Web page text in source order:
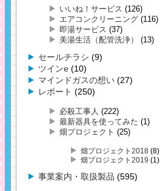
いいね！サービス (126)
エアコンクリーニング (116)
即湯サービス (37)
美湯生活（配管洗浄）
(13)
セールチラシ (9)
ツインe (10)
マインドガスの想い (27)
レポート (250)
必殺工事人 (222)
最新器具を使ってみた (1)
畑プロジェクト (25)
畑プロジェクト2018 (8)
畑プロジェクト2019 (1)
事業案内・取扱製品 (595)